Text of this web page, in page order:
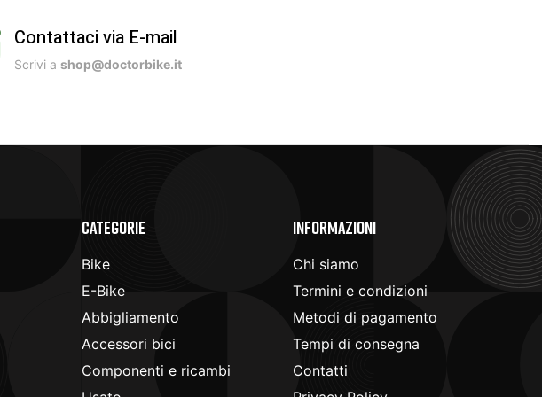
Contattaci via E-mail
Scrivi ashop@doctorbike.it
Categorie
Bike
E-Bike
Abbigliamento
Accessori bici
Componenti e ricambi
Informazioni
Chi siamo
Termini e condizioni
Metodi di pagamento
Tempi di consegna
Contatti